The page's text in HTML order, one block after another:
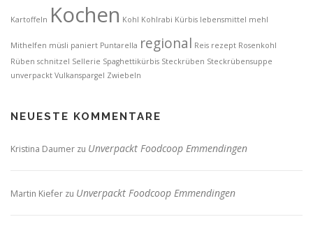
Kartoffeln Kochen Kohl Kohlrabi Kürbis lebensmittel mehl
Mithelfen müsli paniert Puntarella regional Reis rezept Rosenkohl
Rüben schnitzel Sellerie Spaghettikürbis Steckrüben Steckrübensuppe
unverpackt Vulkanspargel Zwiebeln
NEUESTE KOMMENTARE
Kristina Daumer zu Unverpackt Foodcoop Emmendingen
Martin Kiefer zu Unverpackt Foodcoop Emmendingen